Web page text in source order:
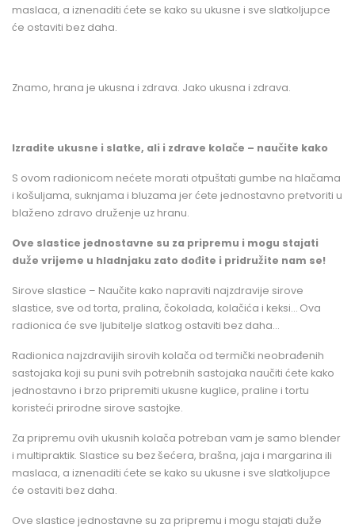
maslaca, a iznenaditi ćete se kako su ukusne i sve slatkoljupce
će ostaviti bez daha.
Znamo, hrana je ukusna i zdrava. Jako ukusna i zdrava.
Izradite ukusne i slatke, ali i zdrave kolače – naučite kako
S ovom radionicom nećete morati otpuštati gumbe na hlačama
i košuljama, suknjama i bluzama jer ćete jednostavno pretvoriti u
blaženo zdravo druženje uz hranu.
Ove slastice jednostavne su za pripremu i mogu stajati
duže vrijeme u hladnjaku zato dođite i pridružite nam se!
Sirove slastice – Naučite kako napraviti najzdravije sirove
slastice, sve od torta, pralina, čokolada, kolačića i keksi… Ova
radionica će sve ljubitelje slatkog ostaviti bez daha…
Radionica najzdravijih sirovih kolača od termički neobrađenih
sastojaka koji su puni svih potrebnih sastojaka naučiti ćete kako
jednostavno i brzo pripremiti ukusne kuglice, praline i tortu
koristeći prirodne sirove sastojke.
Za pripremu ovih ukusnih kolača potreban vam je samo blender
i multipraktik. Slastice su bez šećera, brašna, jaja i margarina ili
maslaca, a iznenaditi ćete se kako su ukusne i sve slatkoljupce
će ostaviti bez daha.
Ove slastice jednostavne su za pripremu i mogu stajati duže